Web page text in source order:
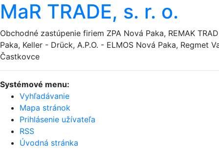
MaR TRADE, s. r. o.
Obchodné zastúpenie firiem ZPA Nová Paka, REMAK
Paka, Keller - Drück, A.P.O. - ELMOS Nová Paka, Regmet
Častkovce
Systémové menu:
Vyhľadávanie
Mapa stránok
Prihlásenie užívateľa
RSS
Úvodná stránka